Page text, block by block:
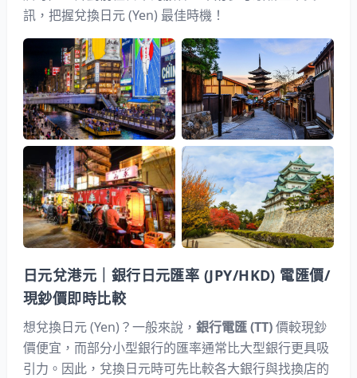
訊，把握兌換日元 (Yen) 最佳時機！
日元兌港元｜銀行日元匯率 (JPY/HKD) 電匯價/
現鈔價即時比較
想兌換日元 (Yen)？一般來說， 銀行電匯 (TT)價較現鈔
價便宜，而部分小型銀行的匯率通常比大型銀行更具吸
引力。因此，兌換日元時可先比較各大銀行與找換店的